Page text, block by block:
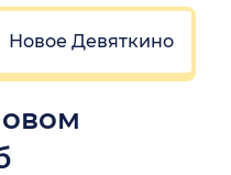
Новое Девяткино